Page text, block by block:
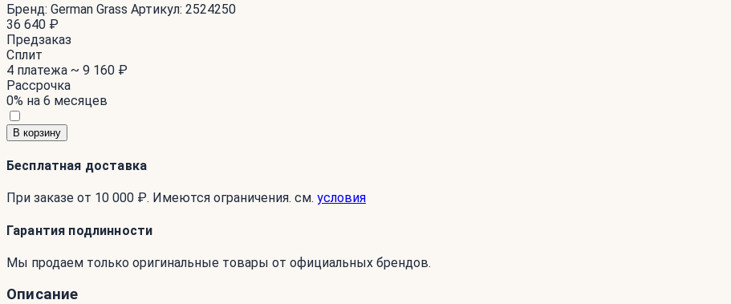
Бренд: German Grass Артикул: 2524250
36 640 ₽
Предзаказ
Сплит
4 платежа ~ 9 160 ₽
Рассрочка
0% на 6 месяцев
В корзину
Бесплатная доставка
При заказе от 10 000 ₽. Имеются ограничения. см. условия
Гарантия подлинности
Мы продаем только оригинальные товары от официальных брендов.
Описание